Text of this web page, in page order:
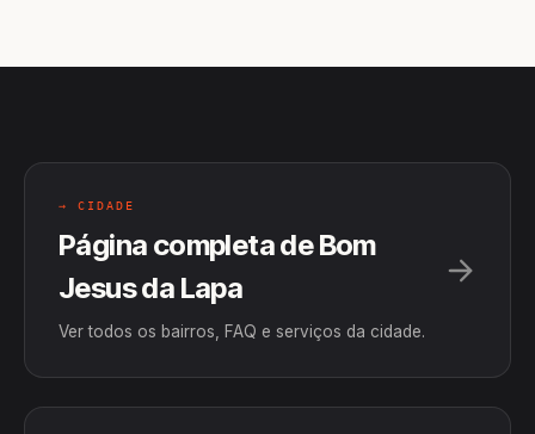
→ CIDADE
Página completa de Bom
Jesus da Lapa
Ver todos os bairros, FAQ e serviços da cidade.